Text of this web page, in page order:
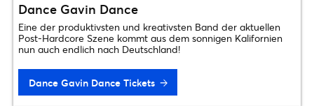
Dance Gavin Dance
Eine der produktivsten und kreativsten Band der aktuellen
Post-Hardcore Szene kommt aus dem sonnigen Kalifornien
nun auch endlich nach Deutschland!
Dance Gavin Dance Tickets